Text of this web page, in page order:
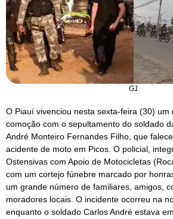
G1
O Piauí vivenciou nesta sexta-feira (30) um
comoção com o sepultamento do soldado
André Monteiro Fernandes Filho, que
acidente de moto em Picos. O policial,
Ostensivas com Apoio de Motocicletas
com um cortejo fúnebre marcado por
um grande número de familiares, amigos,
moradores locais. O incidente ocorreu na
enquanto o soldado Carlos André estava